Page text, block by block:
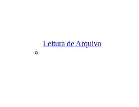
Leitura de Arquivo